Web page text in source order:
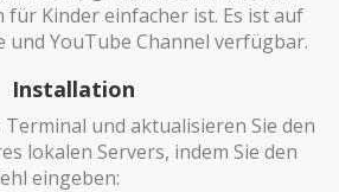
für Kinder einfacher ist. Es ist auf
und YouTube Channel verfügbar.
Installation
Terminal und aktualisieren Sie den
lokalen Servers, indem Sie den
eingeben: